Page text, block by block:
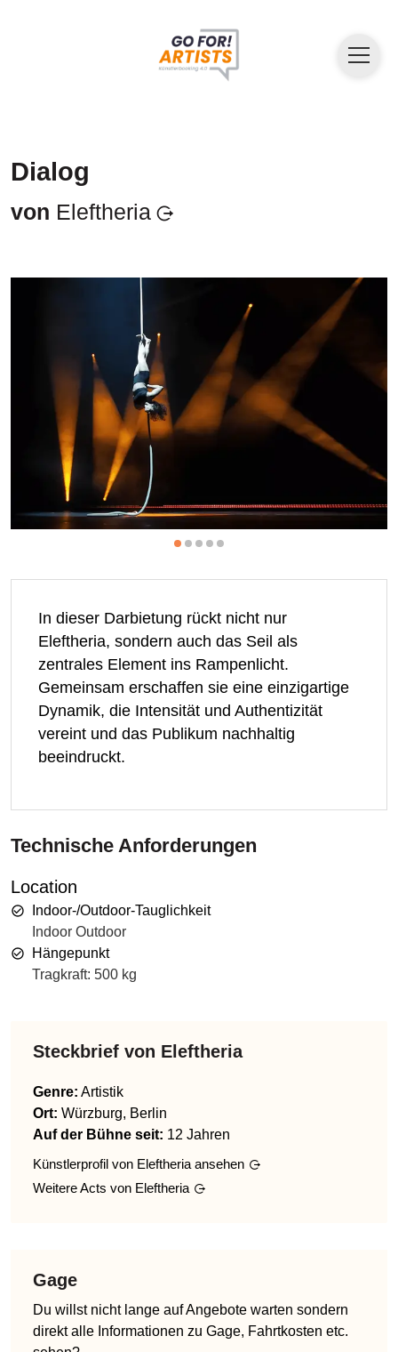
Dialog
von Eleftheria
In dieser Darbietung rückt nicht nur
Eleftheria, sondern auch das Seil als
zentrales Element ins Rampenlicht.
Gemeinsam erschaffen sie eine einzigartige
Dynamik, die Intensität und Authentizität
vereint und das Publikum nachhaltig
beeindruckt.
Technische Anforderungen
Location
Indoor-/Outdoor-Tauglichkeit
Indoor Outdoor
Hängepunkt
Tragkraft: 500 kg
Steckbrief von Eleftheria
Genre: Artistik
Ort: Würzburg, Berlin
Auf der Bühne seit: 12 Jahren
Künstlerprofil von Eleftheria ansehen
Weitere Acts von Eleftheria
Gage
Du willst nicht lange auf Angebote warten sondern
direkt alle Informationen zu Gage, Fahrtkosten etc.